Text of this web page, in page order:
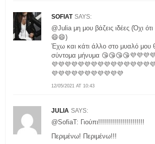
SOFIAT SAYS:
12/05/2021 AT 10:43
@Julia μη μου βάζεις ιδέες (Όχι
😄😄)
Έχω και κάτι άλλο στο μυαλό μου
σύντομα μήνυμα
💜💜💜💜💜💜💜💜💜💜💜
JULIA SAYS:
@SofiaT: Γιούπι!!!!!!!!!!!!!!!!!!!!!!!
Περιμένω! Περιμένω!!!